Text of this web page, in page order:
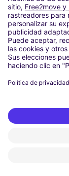
Madrid
Washington DC
Milán
Roma
Turín
Viena
Berlín
Düsseldorf